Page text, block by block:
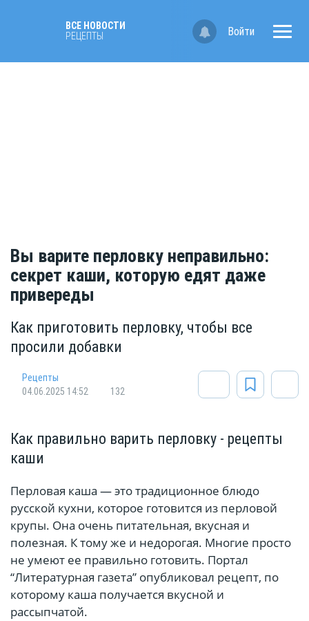
ВСЕ НОВОСТИ
РЕЦЕПТЫ
Войти
Вы варите перловку неправильно:
секрет каши, которую едят даже
привереды
Как приготовить перловку, чтобы все
просили добавки
Рецепты
04.06.2025 14:52
132
Как правильно варить перловку - рецепты
каши
Перловая каша — это традиционное блюдо
русской кухни, которое готовится из перловой
крупы. Она очень питательная, вкусная и
полезная. К тому же и недорогая. Многие просто
не умеют ее правильно готовить. Портал
“Литературная газета” опубликовал рецепт, по
которому каша получается вкусной и
рассыпчатой.